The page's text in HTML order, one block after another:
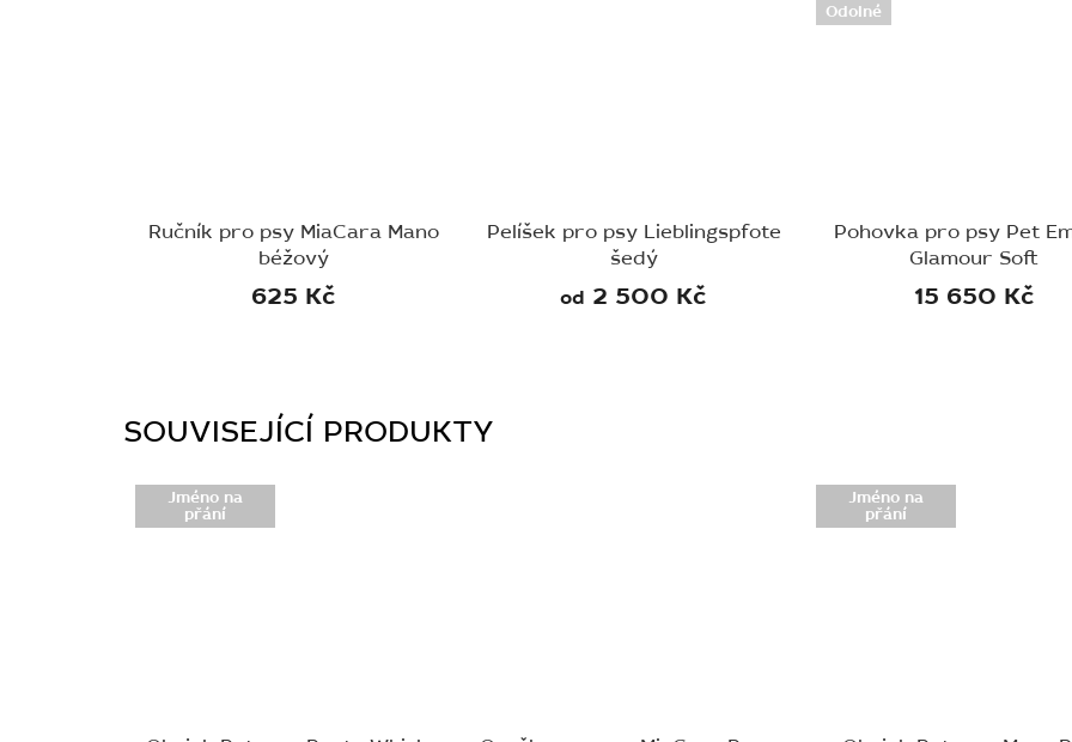
SOUVISEJÍCÍ PRODUKTY
Jméno na
přání
Jméno na
přání
Ručník pro psy MiaCara Mano
béžový
625 Kč
Pelíšek pro psy Lieblingspfote
šedý
od 2 500 Kč
Odolné
Pohovka pro psy Pet
Glamour Soft
15 650 Kč